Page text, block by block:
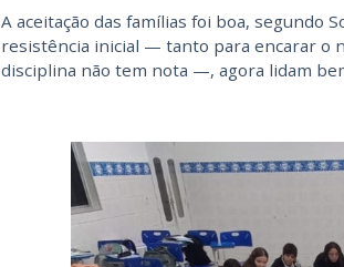
A aceitação das famílias foi boa, segundo
resistência inicial — tanto para encarar o
disciplina não tem nota —, agora lidam